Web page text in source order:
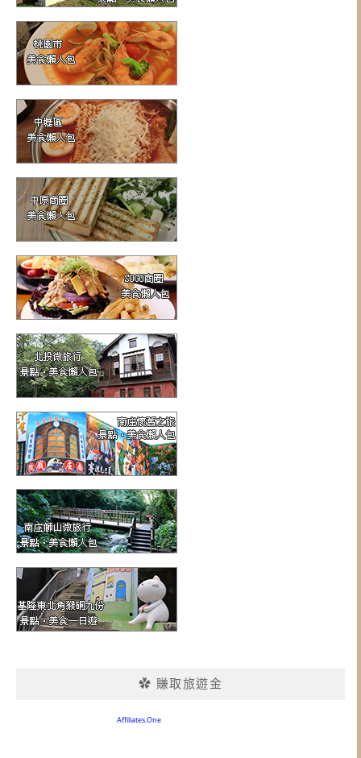
✿ 賺取旅遊金